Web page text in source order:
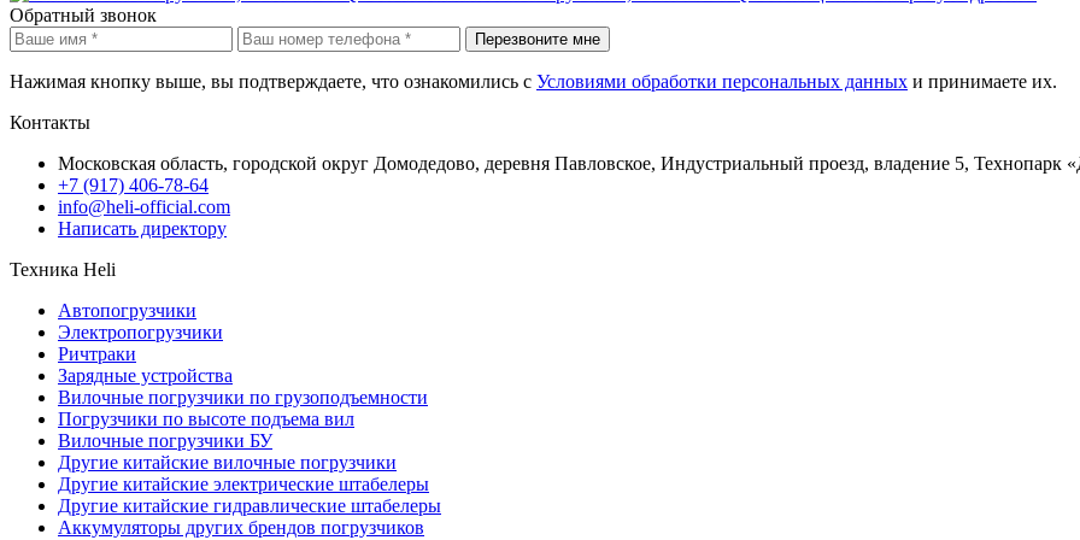
Обратный звонок
Перезвоните мне
Нажимая кнопку выше, вы подтверждаете, что ознакомились с Условиями обработки персональных данных и принимаете их.
Контакты
Московская область, городской округ Домодедово, деревня Павловское, Индустриальный проезд, владение 5, Технопарк
+7 (917) 406-78-64
info@heli-official.com
Написать директору
Техника Heli
Автопогрузчики
Электропогрузчики
Ричтраки
Зарядные устройства
Вилочные погрузчики по грузоподъемности
Погрузчики по высоте подъема вил
Вилочные погрузчики БУ
Другие китайские вилочные погрузчики
Другие китайские электрические штабелеры
Другие китайские гидравлические штабелеры
Аккумуляторы других брендов погрузчиков